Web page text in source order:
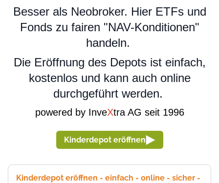
Besser als Neobroker. Hier ETFs und
Fonds zu fairen "NAV-Konditionen"
handeln.
Die Eröffnung des Depots ist einfach,
kostenlos und kann auch online
durchgeführt werden.
powered by InveXtra AG seit 1996
Kinderdepot eröffnen
Kinderdepot eröffnen - einfach - online - sicher -